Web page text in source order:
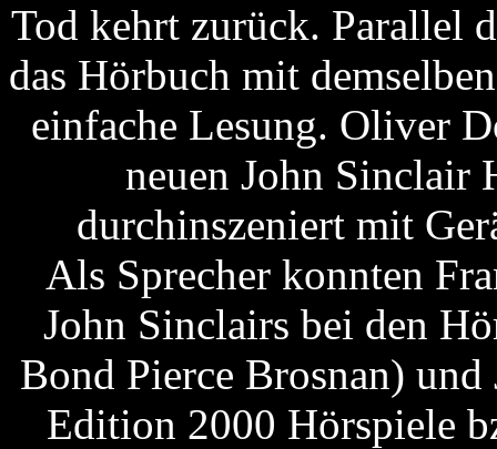
Tod kehrt zurück. Parallel
das Hörbuch mit
einfache Lesung. Oliver
neuen John Sinclair
durchinszeniert mit
Als Sprecher konnten
John Sinclairs bei den
Bond Pierce Brosnan)
Edition 2000 Hörspiele